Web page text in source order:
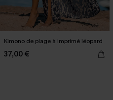
Kimono de plage à imprimé léopard
37,00 €